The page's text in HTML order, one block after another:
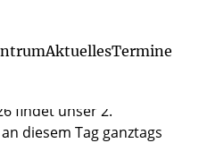
AktuellesTermine
findet unser 2.
diesem Tag ganztags